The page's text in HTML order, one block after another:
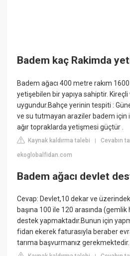
Badem kaç Rakimda
Badem ağacı 400 metre rakım
yetişebilen bir yapıya sahiptir. Kireçli
uygundur.Bahçe yerinin tespiti :
ve su tutmayan araziler badem için
ağır topraklarda yetişmesi güçtür .
Kaynak kaldırma talebi |Cevabın
ekoglobalfidan.com
Badem ağacı devlet
Cevap: Devlet,10 dekar ve
başına 100 ile 120 arasında
destek yapmaktadır.Bunun için
fidan ekerek faturasıyla beraber
tarıma başvurmanız gerekmektedir.